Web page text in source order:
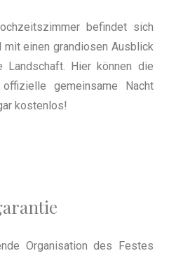
befindet sich
mit einen grandiosen Ausblick
Hier können die
gemeinsame Nacht
kostenlos!
Organisation des Festes